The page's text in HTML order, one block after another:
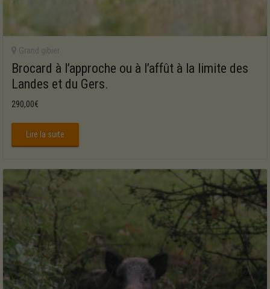
Grand gibier
Brocard à l’approche ou à l’affût à la limite des
Landes et du Gers.
290,00€
Lire la suite